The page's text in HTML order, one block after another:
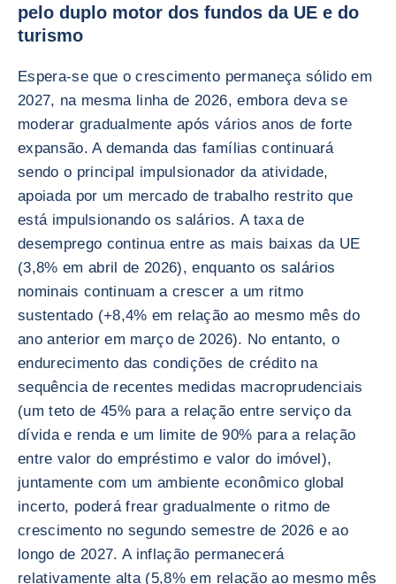
pelo duplo motor dos fundos da UE e do
turismo
Espera-se que o crescimento permaneça sólido em
2027, na mesma linha de 2026, embora deva se
moderar gradualmente após vários anos de forte
expansão. A demanda das famílias continuará
sendo o principal impulsionador da atividade,
apoiada por um mercado de trabalho restrito que
está impulsionando os salários. A taxa de
desemprego continua entre as mais baixas da UE
(3,8% em abril de 2026), enquanto os salários
nominais continuam a crescer a um ritmo
sustentado (+8,4% em relação ao mesmo mês do
ano anterior em março de 2026). No entanto, o
endurecimento das condições de crédito na
sequência de recentes medidas macroprudenciais
(um teto de 45% para a relação entre serviço da
dívida e renda e um limite de 90% para a relação
entre valor do empréstimo e valor do imóvel),
juntamente com um ambiente econômico global
incerto, poderá frear gradualmente o ritmo de
crescimento no segundo semestre de 2026 e ao
longo de 2027. A inflação permanecerá
relativamente alta (5,8% em relação ao mesmo mês